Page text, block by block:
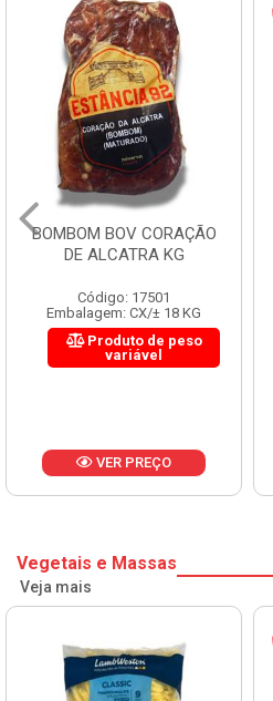
BOMBOM BOV CORAÇÃO
DE ALCATRA KG
Código: 17501
Embalagem: CX/± 18 KG
Produto de peso
variável
VER PREÇO
Vegetais e Massas
Veja mais